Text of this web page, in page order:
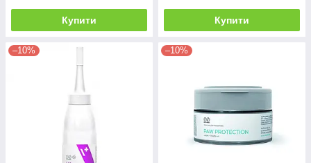
Купити Купити
–10% –10%